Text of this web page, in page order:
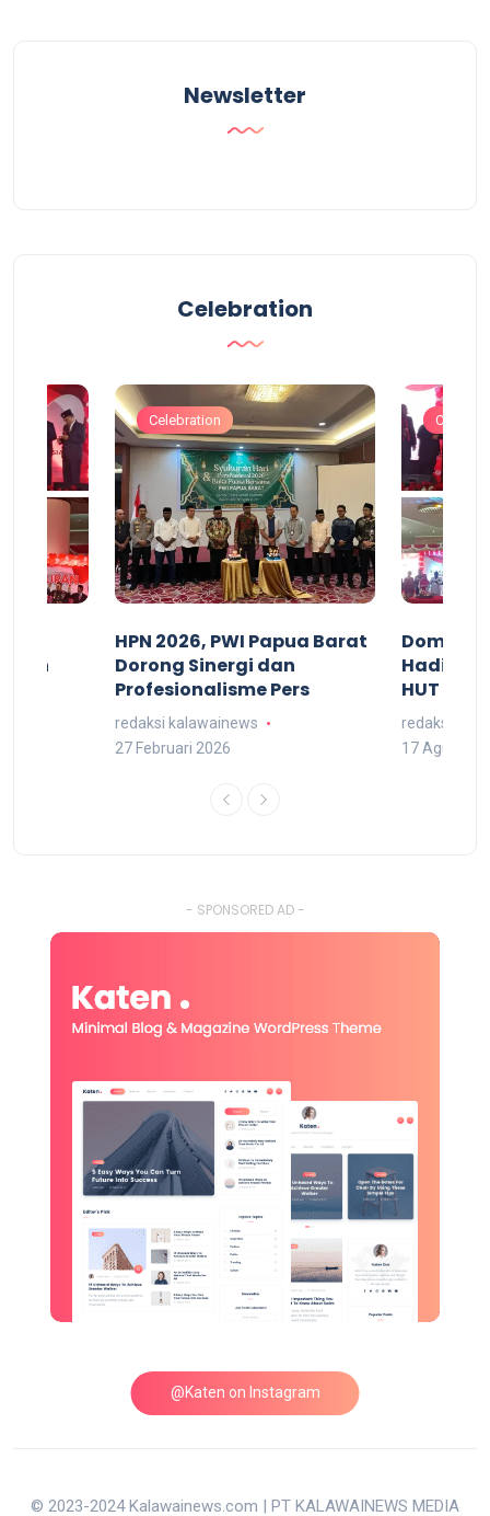
Newsletter
Celebration
Celebration
HPN 2026, PWI Papua Barat
Dorong Sinergi dan
Profesionalisme Pers
redaksi kalawainews
27 Februari 2026
Hadiri
HUT RI
redaksi
17 Agustus
- SPONSORED AD -
@Katen on Instagram
© 2023-2024 Kalawainews.com | PT KALAWAINEWS MEDIA